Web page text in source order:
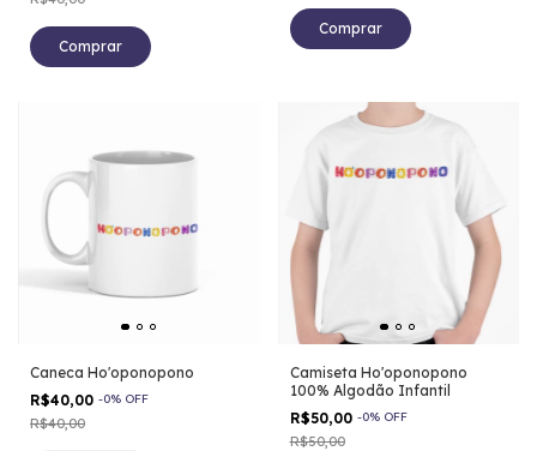
Comprar
Caneca Ho'oponopono
R$40,00 -0% OFF
R$40,00
Camiseta Ho'oponopono
100% Algodão Infantil
R$50,00 -0% OFF
R$50,00